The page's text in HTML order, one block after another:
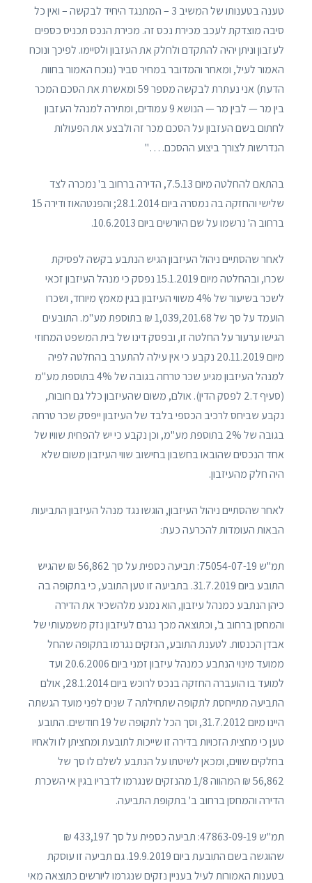
טענה בטענותו של המשיב 3 – המתנגד היחיד לבקשה – ואין כל
סיבה מוצדקת לעכב מכירת נכס זה. מכירת הנכס תכניס כספים
לעזבון וניתן יהיה להתקדם ולחלק את העזבון ולסיימו. לפיכך ונוכח
האמור לעיל, ומאחר והמדובר במחיר סביר (נוכח האמור בחוות
הדעת) אני נעתרת לבקשה מספר 59 ומאשרת את הסכם המכר
בין מר — לבין מר — הנושא 9 עמודים, ומתירה למנהל העזבון
לחתום בשם העזבון על הסכם מכר זה ולבצע את הפעולות
הנדרשות לצורך ביצוע ההסכם. …"
בהתאם להחלטה מיום 7.5.13, הדירה ברחוב ב' נמכרה לצד
שלישי והחזקה בה נמסרה ביום 28.1.2014; והפנטהאוז ודירה 15
ברחוב ה' נרשמו על שם היורשים ביום 10.6.2013.
לאחר שהסתיים ניהול העיזבון הגיש הנתבע בקשה לפסיקת
שכרו, ובהחלטה מיום 15.1.2019 נפסק כי מנהל העיזבון זכאי
לשכר בשיעור של 4% משווי העיזבון בגין מאמץ מיוחד, ושכרו
הועמד על סך של 1,039,201.68 ₪ בתוספת מע"מ. התובעים
הגישו ערעור על החלטה זו, ובפסק דינו של בית המשפט המחוזי
מיום 20.11.2019 נקבע כי אין עילה להתערב בהחלטה לפיה
למנהל העיזבון מגיע שכר טרחה בגובה של 4% בתוספת מע"מ
(סעיף ד.2 לפסק הדין). אולם, משום שהעיזבון כלל גם חובות,
נקבע שביחס לרכיב הכספי בלבד של העיזבון ייפסק שכר טרחה
בגובה של 2% בתוספת מע"מ, וכן נקבע כי יש להפחית שוויו של
אחד הנכסים שהובאו בחשבון בחישוב שווי העיזבון משום שלא
היה חלק מהעיזבון.
לאחר שהסתיים ניהול העיזבון, הוגשו נגד מנהל העיזבון התביעות
הבאות העומדות להכרעה כעת:
תמ"ש 75054-07-19: תביעה כספית על סך 56,862 ₪ שהגיש
התובע ביום 31.7.2019. בתביעה זו טען התובע, כי בתקופה בה
כיהן הנתבע כמנהל עיזבון, הוא נמנע מלהשכיר את הדירה
והמחסן ברחוב ב', וכתוצאה מכך נגרם לעיזבון נזק משמעותי של
אבדן הכנסות. לטענת התובע, הנזקים נגרמו בתקופה שהחל
ממועד מינוי הנתבע כמנהל עיזבון זמני ביום 20.6.2006 ועד
למועד בו הועברה החזקה בנכס לרוכש ביום 28.1.2014, אולם
התביעה מתייחסת לתקופה שתחילתה 7 שנים לפני מועד הגשתה
היינו מיום 31.7.2012, וסך הכל לתקופה של 19 חודשים. התובע
טען כי מחצית הזכויות בדירה זו שייכות לתובעת ומחציתן לו ולאחיו
בחלקים שווים, ומכאן לשיטתו על הנתבע לשלם לו סך של
56,862 ₪ המהווה 1/8 מהנזקים שנגרמו לדבריו בגין אי השכרת
הדירה והמחסן ברחוב ב' בתקופת התביעה.
תמ"ש 47863-09-19: תביעה כספית על סך 433,197 ₪
שהוגשה בשם התובעת ביום 19.9.2019. גם תביעה זו עוסקת
בטענות האמורות לעיל בעניין נזקים שנגרמו ליורשים כתוצאה מאי